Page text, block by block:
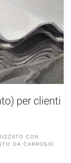
per clienti
CON
DA CARROSIO